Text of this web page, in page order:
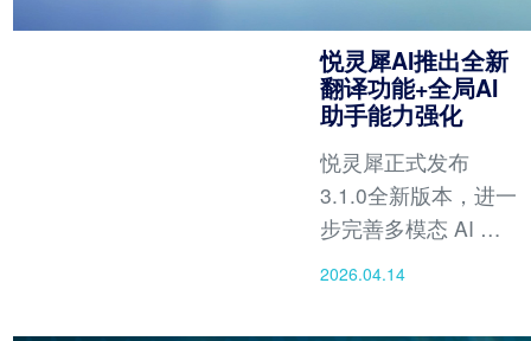
悦灵犀AI推出全新
翻译功能+全局AI
助手能力强化
悦灵犀正式发布
3.1.0全新版本，进一
步完善多模态 AI 生
态。
2026.04.14